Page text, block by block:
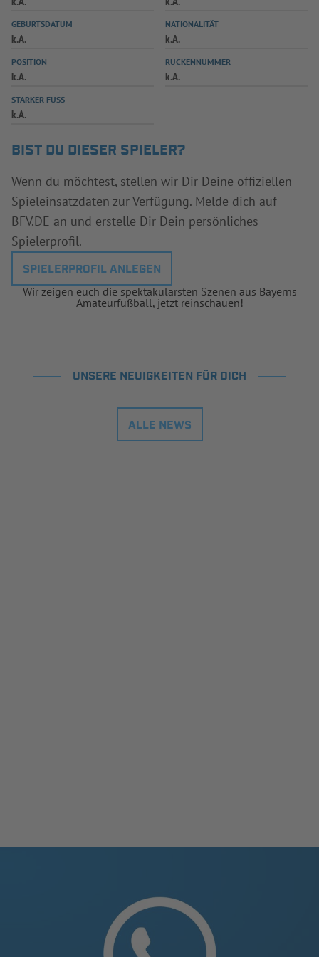
SPIELPLUS
GEBURTSDATUM
k.A.
NATIONALITÄT
k.A.
POSITION
k.A.
RÜCKENNUMMER
k.A.
STARKER FUSS
k.A.
BIST DU DIESER SPIELER?
Wenn du möchtest, stellen wir Dir Deine offiziellen
Spieleinsatzdaten zur Verfügung. Melde dich auf
BFV.DE an und erstelle Dir Dein persönliches
Spielerprofil.
SPIELERPROFIL ANLEGEN
Wir zeigen euch die spektakulärsten Szenen aus Bayerns
Amateurfußball, jetzt reinschauen!
UNSERE NEUIGKEITEN FÜR DICH
ALLE NEWS